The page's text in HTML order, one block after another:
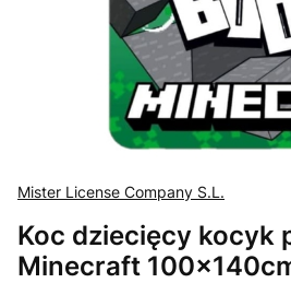
Mister License Company S.L.
Koc dziecięcy kocyk
Minecraft